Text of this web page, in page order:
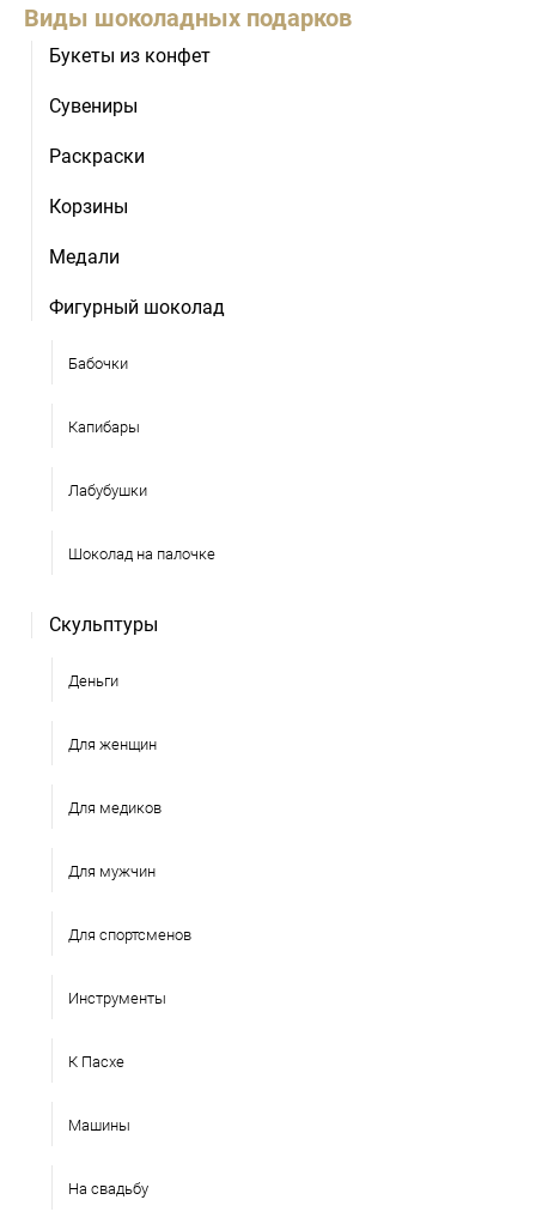
Виды шоколадных подарков
Букеты из конфет
Сувениры
Раскраски
Корзины
Медали
Фигурный шоколад
Бабочки
Капибары
Лабубушки
Шоколад на палочке
Скульптуры
Деньги
Для женщин
Для медиков
Для мужчин
Для спортсменов
Инструменты
К Пасхе
Машины
На свадьбу